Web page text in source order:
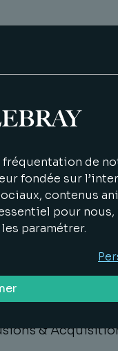
de
et les
le spear
dessert les
produits et des
la
des
&
de
fondée sur
contenus
pour nous,
paramétrer.